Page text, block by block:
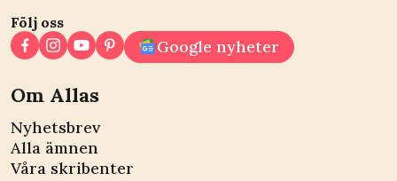
Följ oss
Google nyheter
Om Allas
Nyhetsbrev
Alla ämnen
Våra skribenter